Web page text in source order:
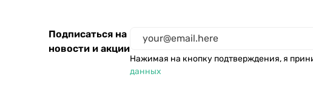
Подписаться на
новости и акции
Нажимая на кнопку подтверждения, я
данных